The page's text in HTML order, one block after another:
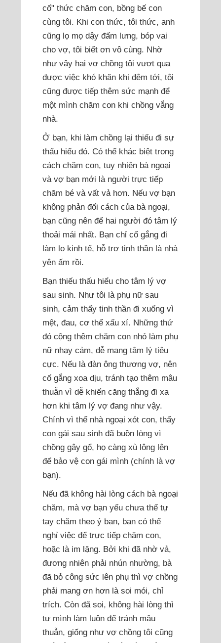
cố" thức chăm con, bồng bế con
cùng tôi. Khi con thức, tôi thức, anh
cũng lọ mọ dậy đấm lưng, bóp vai
cho vợ, tôi biết ơn vô cùng. Nhờ
như vậy hai vợ chồng tôi vượt qua
được việc khó khăn khi đêm tới, tôi
cũng được tiếp thêm sức mạnh để
một mình chăm con khi chồng vắng
nhà.
Ở bạn, khi làm chồng lại thiếu đi sự
thấu hiểu đó. Có thể khác biệt trong
cách chăm con, tuy nhiên bà ngoại
và vợ bạn mới là người trực tiếp
chăm bé và vất vả hơn. Nếu vợ bạn
không phản đối cách của bà ngoại,
bạn cũng nên để hai người đó tâm lý
thoải mái nhất. Bạn chỉ cố gắng đi
làm lo kinh tế, hỗ trợ tinh thần là nhà
yên ấm rồi.
Bạn thiếu thấu hiểu cho tâm lý vợ
sau sinh. Như tôi là phụ nữ sau
sinh, cảm thấy tinh thần đi xuống vì
mệt, đau, cơ thể xấu xí. Những thứ
đó cộng thêm chăm con nhỏ làm phụ
nữ nhạy cảm, dễ mang tâm lý tiêu
cực. Nếu là đàn ông thương vợ, nên
cố gắng xoa dịu, tránh tạo thêm mâu
thuẫn vì dễ khiến căng thẳng đi xa
hơn khi tâm lý vợ đang như vậy.
Chính vì thế nhà ngoại xót con, thấy
con gái sau sinh đã buồn lòng vì
chồng gây gổ, họ càng xù lông lên
để bảo vệ con gái mình (chính là vợ
bạn).
Nếu đã không hài lòng cách bà ngoại
chăm, mà vợ bạn yếu chưa thể tự
tay chăm theo ý bạn, bạn có thể
nghỉ việc để trực tiếp chăm con,
hoặc là im lặng. Bởi khi đã nhờ vả,
đương nhiên phải nhún nhường, bà
đã bỏ công sức lên phụ thì vợ chồng
phải mang ơn hơn là soi mói, chỉ
trích. Còn đã soi, không hài lòng thì
tự mình làm luôn để tránh mâu
thuẫn, giống như vợ chồng tôi cũng